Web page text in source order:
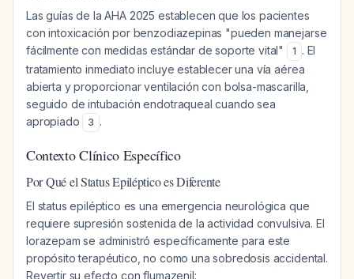
Las guías de la AHA 2025 establecen que los pacientes
con intoxicación por benzodiazepinas "pueden manejarse
fácilmente con medidas estándar de soporte vital"
1 . El
tratamiento inmediato incluye establecer una vía aérea
abierta y proporcionar ventilación con bolsa-mascarilla,
seguido de intubación endotraqueal cuando sea
apropiado
3 .
Contexto Clínico Específico
Por Qué el Status Epiléptico es Diferente
El status epiléptico es una emergencia neurológica que
requiere supresión sostenida de la actividad convulsiva. El
lorazepam se administró específicamente para este
propósito terapéutico, no como una sobredosis accidental.
Revertir su efecto con flumazenil: